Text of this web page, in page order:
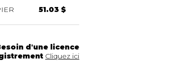
51.03 $
d'une licence
Cliquez ici